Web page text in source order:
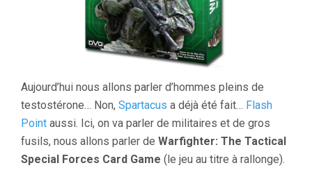
Aujourd’hui nous allons parler d’hommes pleins de
testostérone… Non, Spartacus a déjà été fait… Flash
Point aussi. Ici, on va parler de militaires et de gros
fusils, nous allons parler de Warfighter: The Tactical
Special Forces Card Game (le jeu au titre à rallonge).